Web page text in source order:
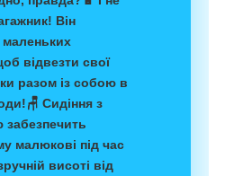
Він
маленьких
відвезти свої
разом із собою в
🪑 Сидіння з
малюкові під час
висоті від